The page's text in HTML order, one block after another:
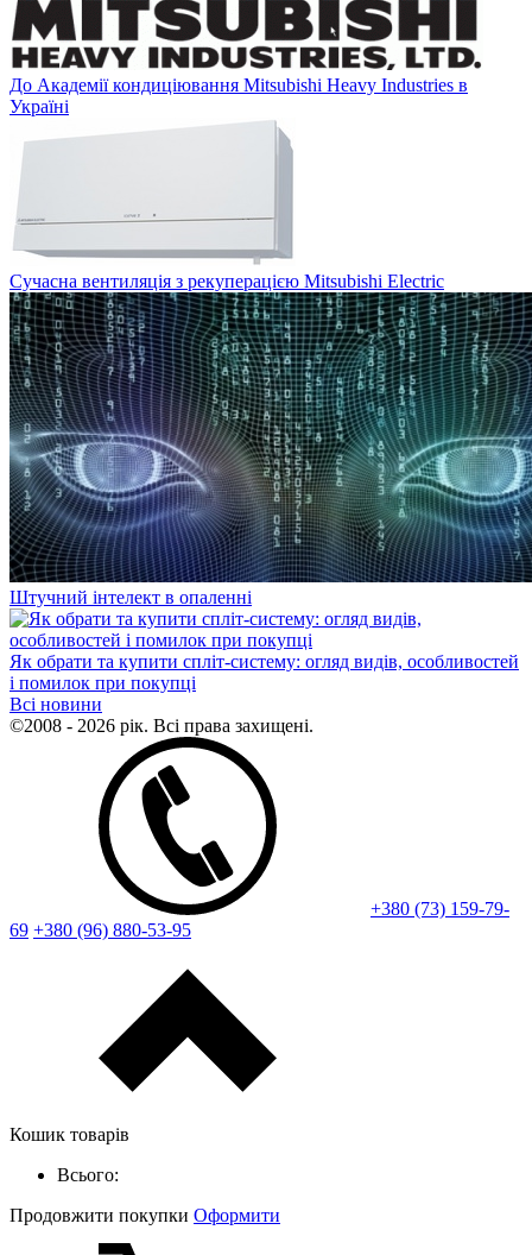
До Академії кондиціювання Mitsubishi Heavy Industries в
Україні
Сучасна вентиляція з рекуперацією Mitsubishi Electric
Штучний інтелект в опаленні
Як обрати та купити спліт-систему: огляд видів, особливостей
і помилок при покупці
Всі новини
©2008 - 2026 рік. Всі права захищені.
+380 (73) 159-79-
69 +380 (96) 880-53-95
Кошик товарів
Всього:
Продовжити покупки Оформити